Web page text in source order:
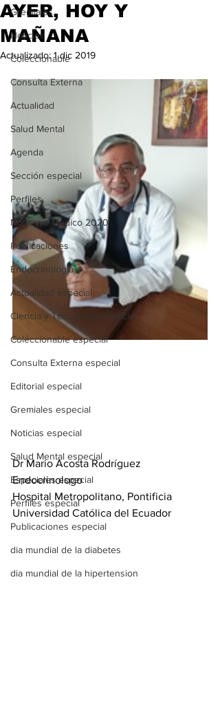
Gremiales
Noticias
Coleccionable
Consulta Externa
Actualidad
Salud Mental
Agenda
Sección especial
Perfiles
Noticiero Médico 2020
Publicaciones
Endocrinología
Actualidad especial
Ciencia y Tecnología especial
Coleccionable especial
Consulta Externa especial
Editorial especial
Gremiales especial
Noticias especial
Salud Mental especial
Especiales especial
Perfiles especial
Publicaciones especial
dia mundial de la diabetes
dia mundial de la hipertension
AYER, HOY Y
MAÑANA
Actualizado:1 dic 2019
Dr Mario Acosta Rodríguez
Endocrinologo
Hospital Metropolitano, Pontificia
Universidad Católica del Ecuador